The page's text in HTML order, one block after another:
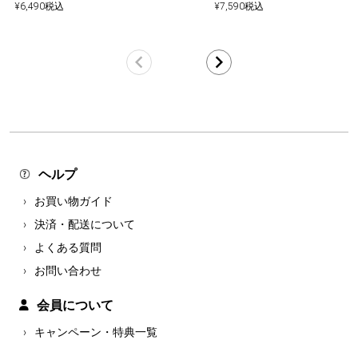
¥6,490税込
¥7,590税込
ヘルプ
お買い物ガイド
決済・配送について
よくある質問
お問い合わせ
会員について
キャンペーン・特典一覧